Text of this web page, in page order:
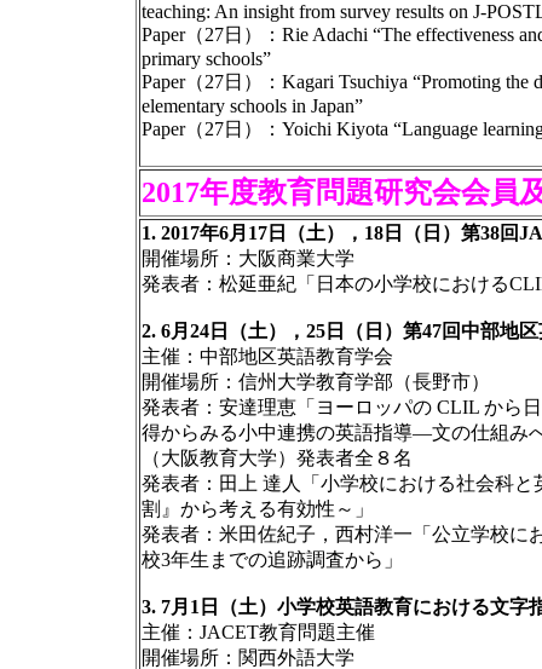
teaching: An insight from survey results on J-
Paper（27日）：Rie Adachi “The effectiveness
primary schools”
Paper（27日）：Kagari Tsuchiya “Promoting the
elementary schools in Japan”
Paper（27日）：Yoichi Kiyota “Language
2017年度教育問題研究会会員
1. 2017年6月17日（土），18日（日）第38回
開催場所：大阪商業大学
発表者：松延亜紀「日本の小学校における
2. 6月24日（土），25日（日）第47回中部地
主催：中部地区英語教育学会
開催場所：信州大学教育学部（長野市）
発表者：安達理恵「ヨーロッパの CLIL から
得からみる小中連携の英語指導―文の仕組み
（大阪教育大学）発表者全８名
発表者：田上 達人「小学校における社会科
割』から考える有効性～」
発表者：米田佐紀子，西村洋一「公立学校に
校3年生までの追跡調査から」
3. 7月1日（土）小学校英語教育における文字
主催：JACET教育問題主催
開催場所：関西外語大学